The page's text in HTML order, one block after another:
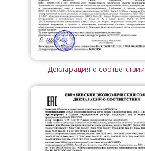
Декларация о соответствии